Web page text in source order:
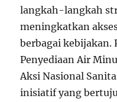
langkah-langkah
meningkatkan
berbagai kebijakan.
Penyediaan Air
Aksi Nasional
inisiatif yang